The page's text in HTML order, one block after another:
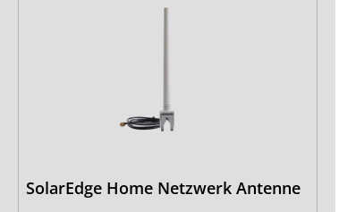
SolarEdge Home Netzwerk Antenne